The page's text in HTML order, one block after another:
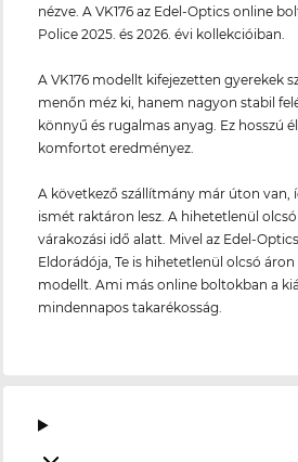
nézve. A VK176 az Edel-Optics online
Police 2025. és 2026. évi kollekcióiban.
A VK176 modellt kifejezetten gyerekek
menőn méz ki, hanem nagyon stabil
könnyű és rugalmas anyag. Ez hosszú
komfortot eredményez.
A következő szállítmány már úton van,
ismét raktáron lesz. A hihetetlenül
várakozási idő alatt. Mivel az Edel-
Eldorádója, Te is hihetetlenül olcsó
modellt. Ami más online boltokban a
mindennapos takarékosság.